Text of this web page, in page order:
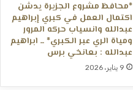
*محافظ مشروع الجزيرة يدشن
اكتمال العمل في كبري إبراهيم
عبدالله وانسياب حركه المرور
ومياة الري عبر الكبري* ــ ابراهيم
عبدالله : بعانخي برس
9 يناير، 2026